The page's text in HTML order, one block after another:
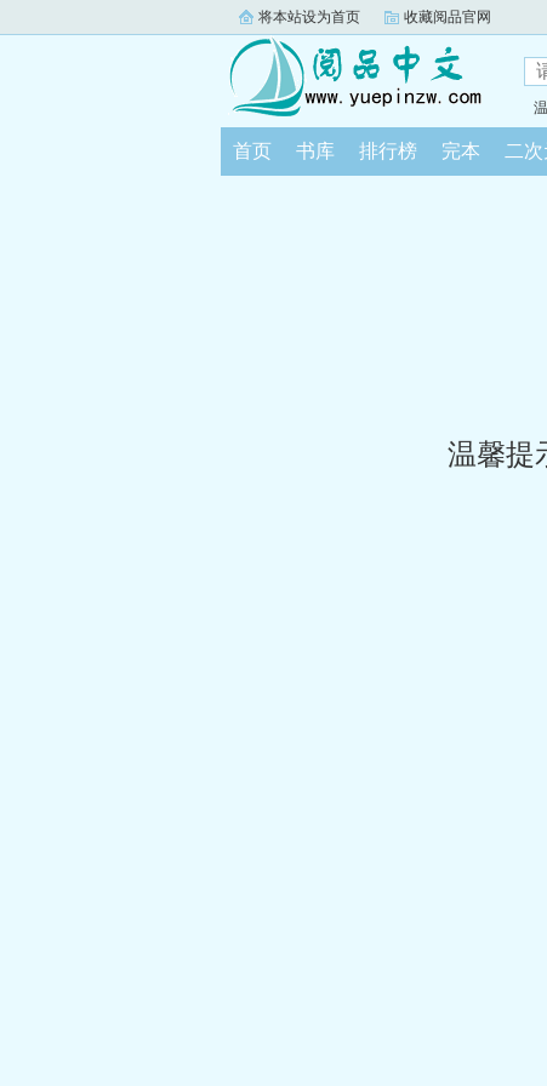
将本站设为首页 收藏阅品官网
首页 书库 排行榜 完本 二次
温馨提